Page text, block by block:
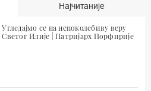
Најчитаније
Угледајмо се на непоколебиву веру
Светог Илије | Патријарх Порфирије